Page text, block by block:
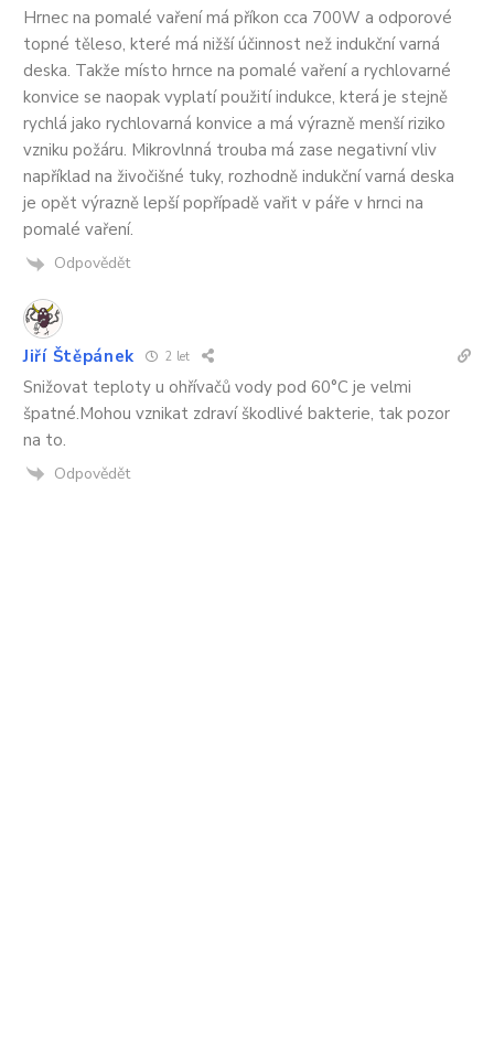
Hrnec na pomalé vaření má příkon cca 700W a odporové
topné těleso, které má nižší účinnost než indukční varná
deska. Takže místo hrnce na pomalé vaření a rychlovarné
konvice se naopak vyplatí použití indukce, která je stejně
rychlá jako rychlovarná konvice a má výrazně menší riziko
vzniku požáru. Mikrovlnná trouba má zase negativní vliv
například na živočišné tuky, rozhodně indukční varná deska
je opět výrazně lepší popřípadě vařit v páře v hrnci na
pomalé vaření.
Odpovědět
Jiří Štěpánek 2 let
Snižovat teploty u ohřívačů vody pod 60°C je velmi
špatné.Mohou vznikat zdraví škodlivé bakterie, tak pozor
na to.
Odpovědět